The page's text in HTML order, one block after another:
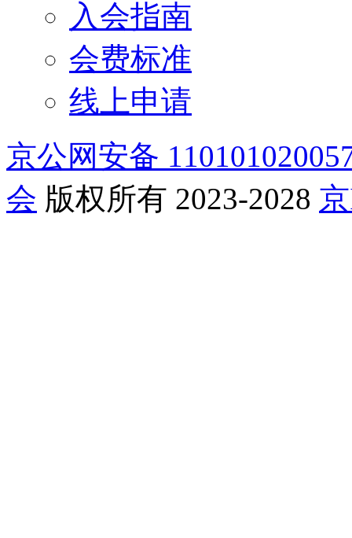
入会指南
会费标准
线上申请
京公网安备
会 版权所有 2023-2028